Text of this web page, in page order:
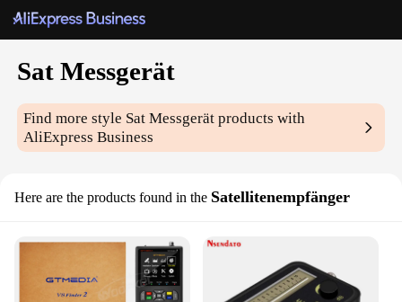
Sat Messgerät
Find more style Sat Messgerät products with
AliExpress Business
Here are the products found in the Satellitenempfänger